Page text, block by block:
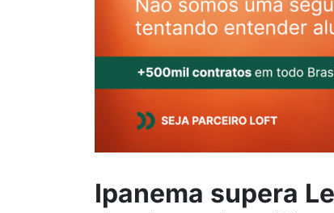
Ipanema supera